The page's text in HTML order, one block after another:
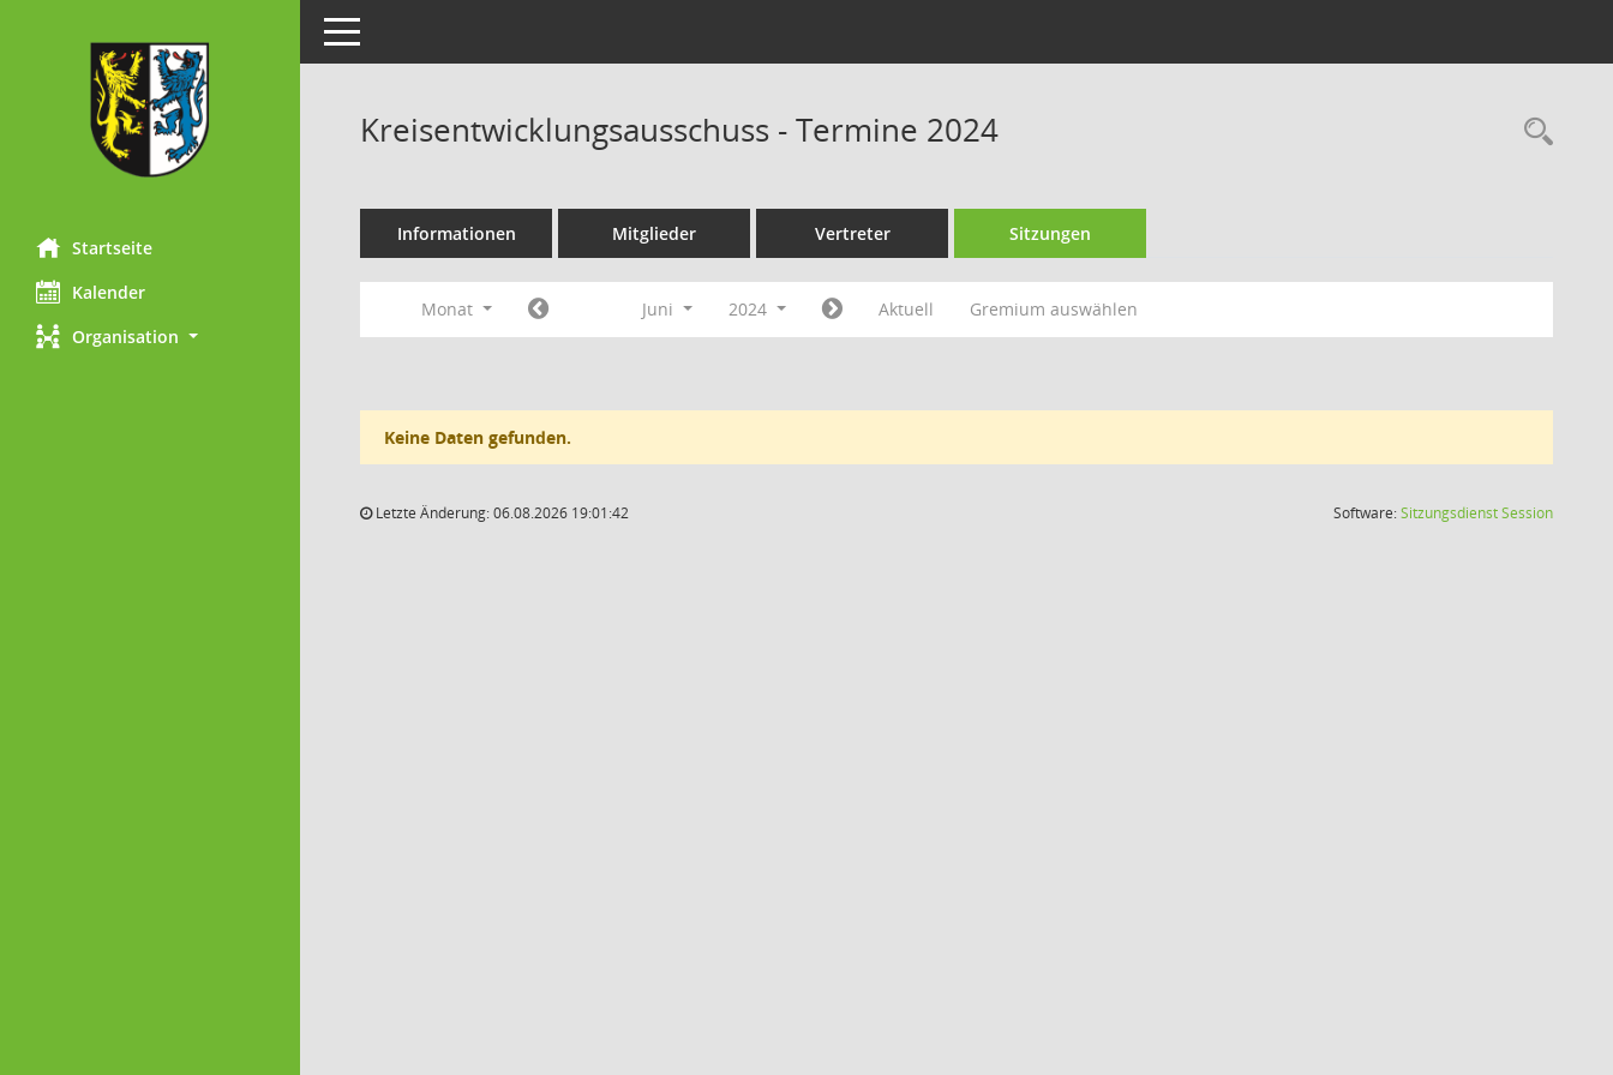
Startseite
Kalender
Organisation
Toggle navigation
Kreisentwicklungsausschuss - Termine 2024
Informationen Mitglieder Vertreter Sitzungen
Monat Juni 2024 Aktuell Gremium auswählen
Keine Daten gefunden.
Letzte Änderung: 06.08.2026 19:01:42 Software:SitzungsdienstSession(Wird in